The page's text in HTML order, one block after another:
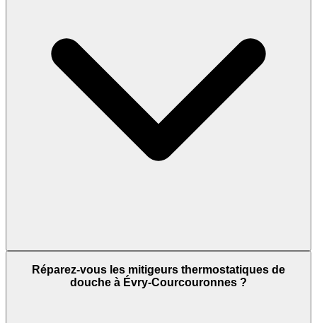
Réparez-vous les mitigeurs thermostatiques de
douche à Évry-Courcouronnes ?